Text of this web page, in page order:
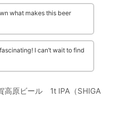
what makes this beer
I can’t wait to find
高原ビール 1t IPA（SHIGA